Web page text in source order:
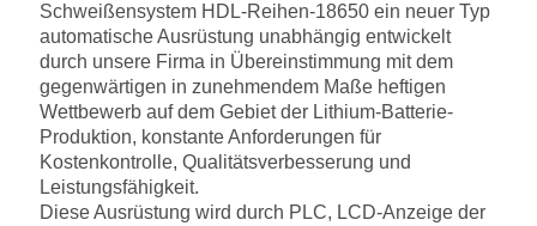
Schweißensystem HDL-Reihen-18650 ein neuer Typ
automatische Ausrüstung unabhängig entwickelt
durch unsere Firma in Übereinstimmung mit dem
gegenwärtigen in zunehmendem Maße heftigen
Wettbewerb auf dem Gebiet der Lithium-Batterie-
Produktion, konstante Anforderungen für
Kostenkontrolle, Qualitätsverbesserung und
Leistungsfähigkeit.
Diese Ausrüstung wird durch PLC, LCD-Anzeige der